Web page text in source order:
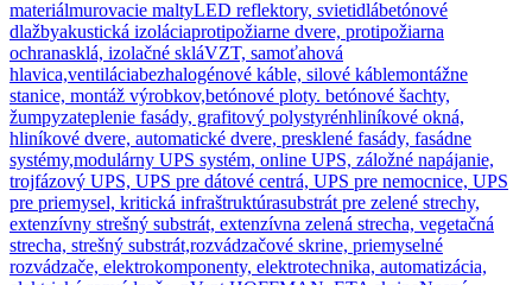
materiálmurovacie maltyLED reflektory, svietidlábetónové
dlažbyakustická izoláciaprotipožiarne dvere, protipožiarna
ochranasklá, izolačné skláVZT, samoťahová
hlavica,ventiláciabezhalogénové káble, silové káblemontážne
stanice, montáž výrobkov,betónové ploty. betónové šachty,
žumpyzateplenie fasády, grafitový polystyrénhliníkové okná,
hliníkové dvere, automatické dvere, presklené fasády, fasádne
systémy,modulárny UPS systém, online UPS, záložné napájanie,
trojfázový UPS, UPS pre dátové centrá, UPS pre nemocnice, UPS
pre priemysel, kritická infraštruktúrasubstrát pre zelené strechy,
extenzívny strešný substrát, extenzívna zelená strecha, vegetačná
strecha, strešný substrát,rozvádzačové skrine, priemyselné
rozvádzače, elektrokomponenty, elektrotechnika, automatizácia,